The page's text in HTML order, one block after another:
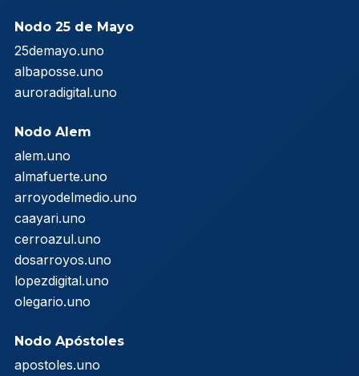
Nodo 25 de Mayo
25demayo.uno
albaposse.uno
auroradigital.uno
Nodo Alem
alem.uno
almafuerte.uno
arroyodelmedio.uno
caayari.uno
cerroazul.uno
dosarroyos.uno
lopezdigital.uno
olegario.uno
Nodo Apóstoles
apostoles.uno